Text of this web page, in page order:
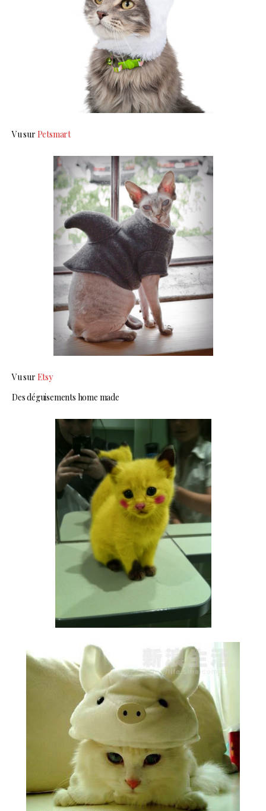
Vu sur Petsmart
Vu sur Etsy
Des déguisements home made